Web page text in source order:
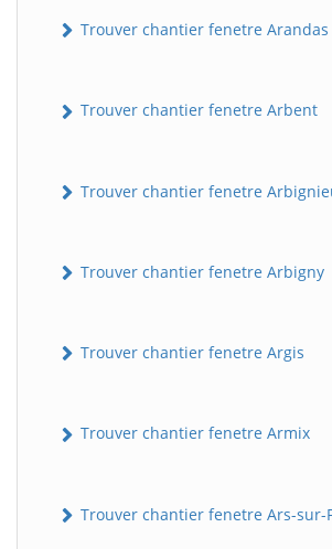
Trouver chantier fenetre Arandas
Trouver chantier fenetre Arbent
Trouver chantier fenetre
Trouver chantier fenetre Arbigny
Trouver chantier fenetre Argis
Trouver chantier fenetre Armix
Trouver chantier fenetre Ars-sur-